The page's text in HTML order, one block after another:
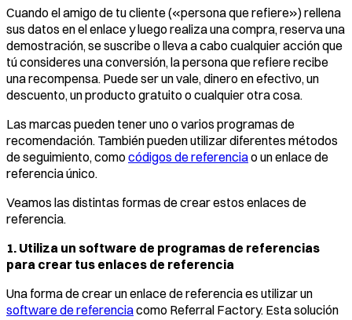
Cuando el amigo de tu cliente («persona que refiere») rellena
sus datos en el enlace y luego realiza una compra, reserva una
demostración, se suscribe o lleva a cabo cualquier acción que
tú consideres una conversión, la persona que refiere recibe
una recompensa. Puede ser un vale, dinero en efectivo, un
descuento, un producto gratuito o cualquier otra cosa.
Las marcas pueden tener uno o varios programas de
recomendación. También pueden utilizar diferentes métodos
de seguimiento, como códigos de referenciao un enlace de
referencia único.
Veamos las distintas formas de crear estos enlaces de
referencia.
1. Utiliza un software de programas de referencias
para crear tus enlaces de referencia
Una forma de crear un enlace de referencia es utilizar un
software de referenciacomo Referral Factory. Esta solución